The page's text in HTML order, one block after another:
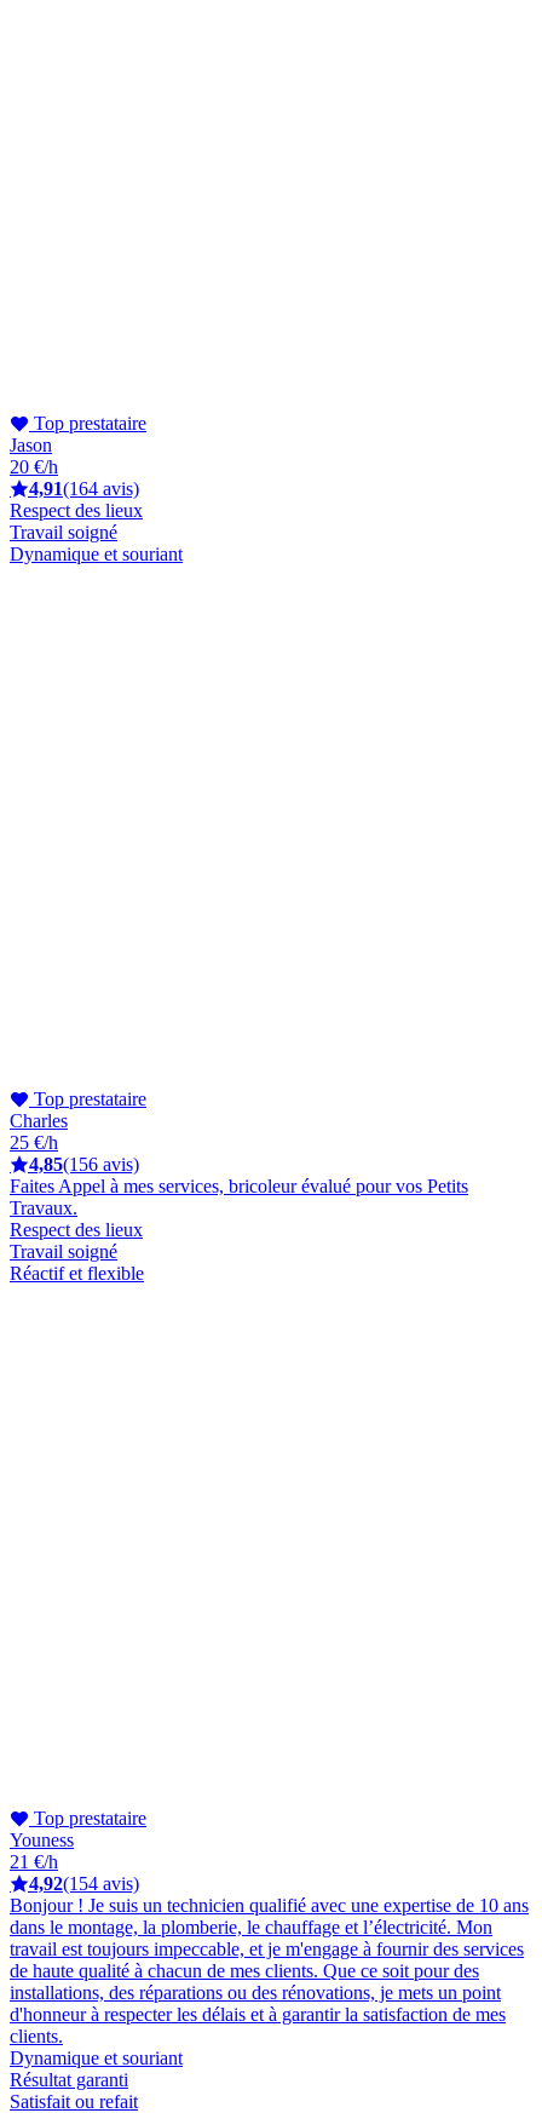
Top prestataire
Jason
20 €/h
4,91(164 avis)
Respect des lieux
Travail soigné
Dynamique et souriant
Top prestataire
Charles
25 €/h
4,85(156 avis)
Faites Appel à mes services, bricoleur évalué pour vos Petits
Travaux.
Respect des lieux
Travail soigné
Réactif et flexible
Top prestataire
Youness
21 €/h
4,92(154 avis)
Bonjour ! Je suis un technicien qualifié avec une expertise de 10 ans
dans le montage, la plomberie, le chauffage et l’électricité. Mon
travail est toujours impeccable, et je m'engage à fournir des services
de haute qualité à chacun de mes clients. Que ce soit pour des
installations, des réparations ou des rénovations, je mets un point
d'honneur à respecter les délais et à garantir la satisfaction de mes
clients.
Dynamique et souriant
Résultat garanti
Satisfait ou refait